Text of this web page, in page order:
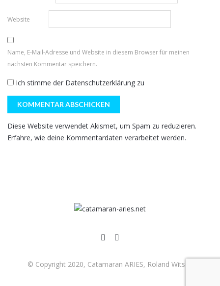
Website
Name, E-Mail-Adresse und Website in diesem Browser für meinen
nächsten Kommentar speichern.
Ich stimme der Datenschutzerklärung zu
Diese Website verwendet Akismet, um Spam zu reduzieren.
Erfahre, wie deine Kommentardaten verarbeitet werden.
© Copyright 2020, Catamaran ARIES, Roland Witsch